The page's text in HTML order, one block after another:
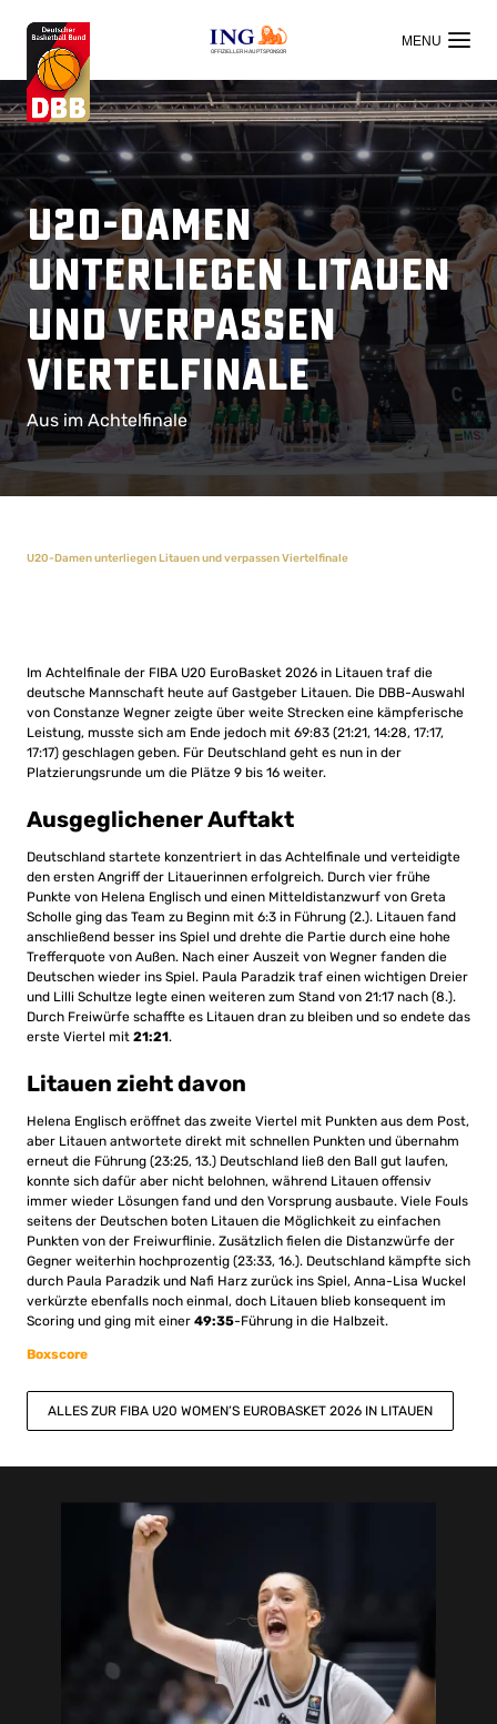
OFFIZIELLER HAUPTSPONSOR
U20-Damen
unterliegen Litauen
und verpassen
Viertelfinale
Aus im Achtelfinale
U20-Damen unterliegen Litauen und verpassen Viertelfinale
Im Achtelfinale der FIBA U20 EuroBasket 2026 in Litauen traf die
deutsche Mannschaft heute auf Gastgeber Litauen. Die DBB-Auswahl
von Constanze Wegner zeigte über weite Strecken eine kämpferische
Leistung, musste sich am Ende jedoch mit 69:83 (21:21, 14:28, 17:17,
17:17) geschlagen geben. Für Deutschland geht es nun in der
Platzierungsrunde um die Plätze 9 bis 16 weiter.
Ausgeglichener Auftakt
Deutschland startete konzentriert in das Achtelfinale und verteidigte
den ersten Angriff der Litauerinnen erfolgreich. Durch vier frühe
Punkte von Helena Englisch und einen Mitteldistanzwurf von Greta
Scholle ging das Team zu Beginn mit 6:3 in Führung (2.). Litauen fand
anschließend besser ins Spiel und drehte die Partie durch eine hohe
Trefferquote von Außen. Nach einer Auszeit von Wegner fanden die
Deutschen wieder ins Spiel. Paula Paradzik traf einen wichtigen Dreier
und Lilli Schultze legte einen weiteren zum Stand von 21:17 nach (8.).
Durch Freiwürfe schaffte es Litauen dran zu bleiben und so endete das
erste Viertel mit 21:21.
Litauen zieht davon
Helena Englisch eröffnet das zweite Viertel mit Punkten aus dem Post,
aber Litauen antwortete direkt mit schnellen Punkten und übernahm
erneut die Führung (23:25, 13.) Deutschland ließ den Ball gut laufen,
konnte sich dafür aber nicht belohnen, während Litauen offensiv
immer wieder Lösungen fand und den Vorsprung ausbaute. Viele Fouls
seitens der Deutschen boten Litauen die Möglichkeit zu einfachen
Punkten von der Freiwurflinie. Zusätzlich fielen die Distanzwürfe der
Gegner weiterhin hochprozentig (23:33, 16.). Deutschland kämpfte sich
durch Paula Paradzik und Nafi Harz zurück ins Spiel, Anna-Lisa Wuckel
verkürzte ebenfalls noch einmal, doch Litauen blieb konsequent im
Scoring und ging mit einer 49:35-Führung in die Halbzeit.
Boxscore
ALLES ZUR FIBA U20 WOMEN’S EUROBASKET 2026 IN LITAUEN